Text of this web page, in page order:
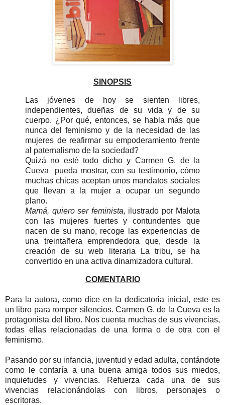
SINOPSIS
Las jóvenes de hoy se sienten libres,
independientes, dueñas de su vida y de su
cuerpo. ¿Por qué, entonces, se habla más que
nunca del feminismo y de la necesidad de las
mujeres de reafirmar su empoderamiento frente
al paternalismo de la sociedad?
Quizá no esté todo dicho y Carmen G. de la
Cueva pueda mostrar, con su testimonio, cómo
muchas chicas aceptan unos mandatos sociales
que llevan a la mujer a ocupar un segundo
plano.
Mamá, quiero ser feminista, ilustrado por Malota
con las mujeres fuertes y contundentes que
nacen de su mano, recoge las experiencias de
una treintañera emprendedora que, desde la
creación de su web literaria La tribu, se ha
convertido en una activa dinamizadora cultural.
COMENTARIO
Para la autora, como dice en la dedicatoria inicial, este es
un libro para romper silencios. Carmen G. de la Cueva es la
protagonista del libro. Nos cuenta muchas de sus vivencias,
todas ellas relacionadas de una forma o de otra con el
feminismo.
Pasando por su infancia, juventud y edad adulta, contándote
como le contaría a una buena amiga todos sus miedos,
inquietudes y vivencias. Refuerza cada una de sus
vivencias relacionándolas con libros, personajes o
escritoras.